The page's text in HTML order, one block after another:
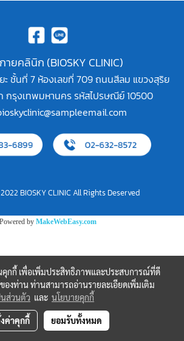
ายคลินิก (BIOSKY CLINIC)
ะ ชั้นที่ 7 ห้องเลขที่ 709 ถนนสีลม แขวงสุริย
กรุงเทพมหานคร รหัสไปรษณีย์ 10500
BIOSKY CLINIC All Rights Deserved
Powered by MakeWebEasy.com
คุกกี้ เพื่อเพิ่มประสิทธิภาพและประสบการณ์ที่ดี
องท่าน ท่านสามารถอ่านรายละเอียดเพิ่มเติม
ส่วนตัว และ นโยบายคุกกี้
ค่าคุกกี้ ยอมรับทั้งหมด